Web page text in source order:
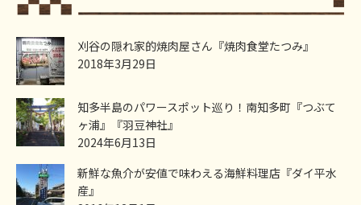
刈谷の隠れ家的焼肉屋さん『焼肉食堂たつみ』
2018年3月29日
知多半島のパワースポット巡り！南知多町『つぶて
ヶ浦』『羽豆神社』
2024年6月13日
新鮮な魚介が安値で味わえる海鮮料理店『ダイ平水
産』